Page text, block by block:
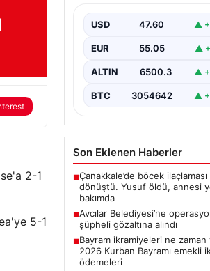
2-1
5-1
USD 47.60 ▲
EUR 55.05 ▲
ALTIN 6500.3 ▲
BTC 3054642 ▲
Son Eklenen Haberler
■Çanakkale’de böcek
dönüştü. Yusuf öldü, annesi
bakımda
■Avcılar Belediyesi’ne
şüpheli gözaltına alındı
■Bayram ikramiyeleri ne zaman
2026 Kurban Bayramı emekli
ödemeleri